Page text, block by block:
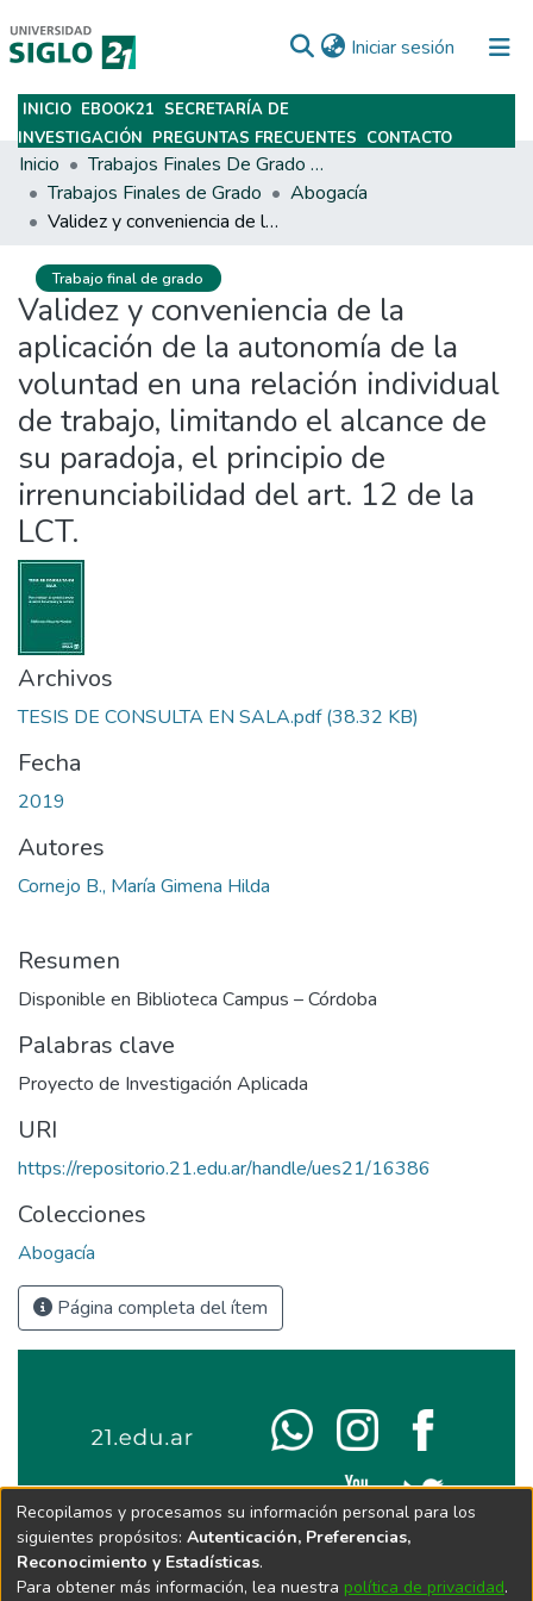
Iniciar sesión (current)
Subir
INICIO EBOOK21 SECRETARÍA DE
INVESTIGACIÓN PREGUNTAS FRECUENTES CONTACTO
Inicio
Trabajos Finales De Grado Y Posgrado
Trabajos Finales de Grado
Abogacía
Validez y conveniencia de la aplicación de la autonomía de la voluntad en una relación individual de trabajo, limitando el alcance de su paradoja, el principio de irrenunciabilidad del art. 12 de la LCT.
Trabajo final de grado
Validez y conveniencia de la
aplicación de la autonomía de la
voluntad en una relación individual
de trabajo, limitando el alcance de
su paradoja, el principio de
irrenunciabilidad del art. 12 de la
LCT.
Archivos
TESIS DE CONSULTA EN SALA.pdf(38.32 KB)
Fecha
2019
Autores
Cornejo B., María Gimena Hilda
Resumen
Disponible en Biblioteca Campus – Córdoba
Palabras clave
Proyecto de Investigación Aplicada
URI
https://repositorio.21.edu.ar/handle/ues21/16386
Colecciones
Abogacía
Página completa del ítem
Recopilamos y procesamos su información personal para los
siguientes propósitos: Autenticación, Preferencias,
Reconocimiento y Estadísticas.
Para obtener más información, lea nuestra política de privacidad.